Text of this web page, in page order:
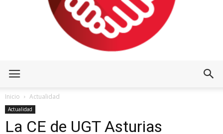
Inicio Actualidad
Actualidad
La CE de UGT Asturias